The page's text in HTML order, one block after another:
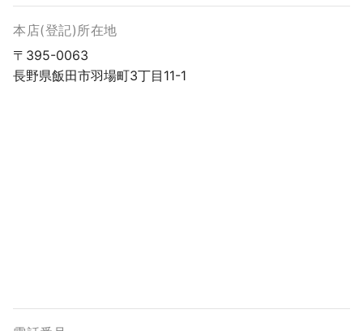
本店(登記)所在地
〒395-0063
長野県飯田市羽場町3丁目11-1